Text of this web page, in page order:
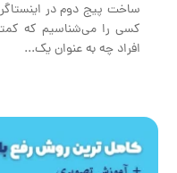
ساخت پیج دوم در
کسی را می‌شناسیم که
افراد چه به عنوان یک...